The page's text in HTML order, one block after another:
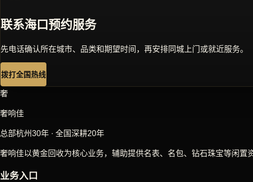
联系海口 预约服务
先电话确认所在城市、品类和期望时间，再安排同城上门或就近服务。
拨打全国热线
奢
奢响佳
总部杭州30年 · 全国深耕20年
奢响佳以黄金回收为核心业务，辅助提供名表、名包、钻石珠宝等闲置
业务入口